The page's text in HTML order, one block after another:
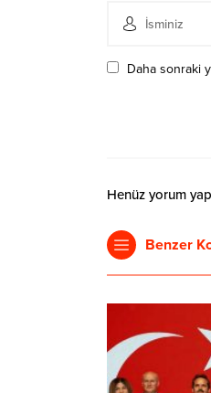
Daha sonraki
Henüz yorum
Benzer